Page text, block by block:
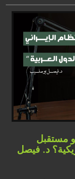
مستقبل
د. فيصل